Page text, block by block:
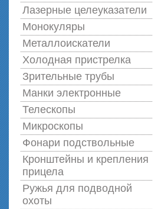
Лазерные целеуказатели
Монокуляры
Металлоискатели
Холодная пристрелка
Зрительные трубы
Манки электронные
Телескопы
Микроскопы
Фонари подствольные
Кронштейны и крепления
прицела
Ружья для подводной
оxоты